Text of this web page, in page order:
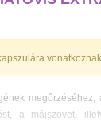
megőrzéséhez,
a májszövet,